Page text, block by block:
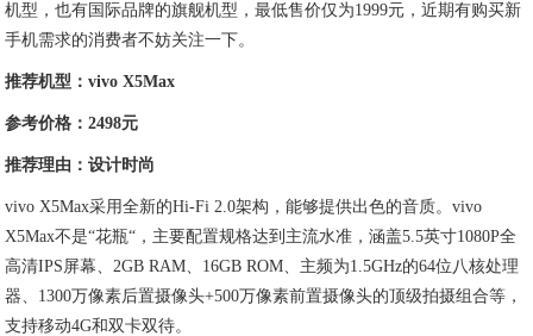
机型，也有国际品牌的旗舰机型，最低售价仅为1999元，近期有购买新
手机需求的消费者不妨关注一下。
推荐机型：vivo X5Max
参考价格：2498元
推荐理由：设计时尚
vivo X5Max采用全新的Hi-Fi 2.0架构，能够提供出色的音质。vivo
X5Max不是“花瓶“，主要配置规格达到主流水准，涵盖5.5英寸1080P全
高清IPS屏幕、2GB RAM、16GB ROM、主频为1.5GHz的64位八核处理
器、1300万像素后置摄像头+500万像素前置摄像头的顶级拍摄组合等，
支持移动4G和双卡双待。